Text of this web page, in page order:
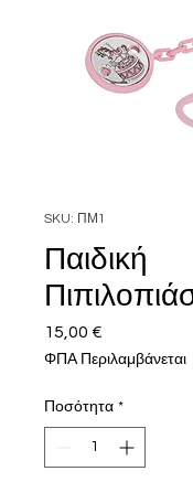
SKU: ΠΜ1
Παιδική
15,00 €
ΦΠΑ Περιλαμβάνεται
Ποσότητα *